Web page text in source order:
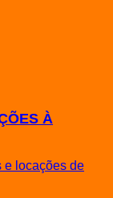
À
e locações de